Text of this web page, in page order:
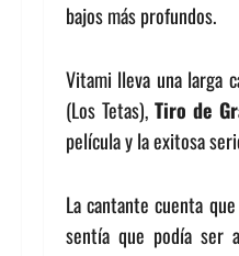
bajos más profundos.
Vitami lleva una larga
(Los Tetas), Tiro de
película y la exitosa
La cantante cuenta
sentía que podía ser